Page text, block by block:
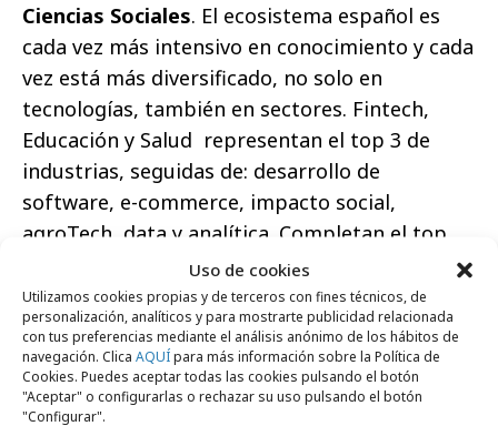
Uso de cookies
Utilizamos cookies propias y de terceros con fines técnicos, de
personalización, analíticos y para mostrarte publicidad relacionada
con tus preferencias mediante el análisis anónimo de los hábitos de
navegación. Clica AQUÍpara más información sobre la Política de
Cookies. Puedes aceptar todas las cookies pulsando el botón
"Aceptar" o configurarlas o rechazar su uso pulsando el botón
"Configurar".
Ciencias Sociales. El ecosistema español es
cada vez más intensivo en conocimiento y cada
vez está más diversificado, no solo en
tecnologías, también en sectores. Fintech,
Educación y Salud representan el top 3 de
industrias, seguidas de: desarrollo de
software, e-commerce, impacto social,
agroTech, data y analítica. Completan el top
10, dos nuevos ámbitos: servicios de
productividad y medios de comunicación.
Según el informe de South Summit hay un
gran potencial de crecimiento en el área de
Inteligencia Artificial.Los proyectos de IA